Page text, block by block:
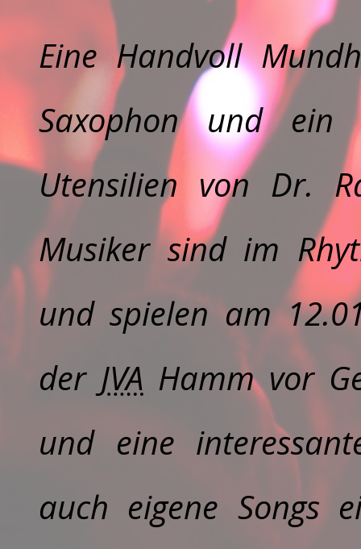
Eine Handvoll
Saxophon und
Utensilien von Dr.
Musiker sind im
und spielen am
der JVA Hammvor
und eine
auch eigene Songs